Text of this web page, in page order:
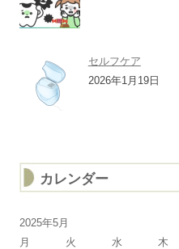
セルフケア
2026年1月19日
カレンダー
2025年5月
月
火 水 木